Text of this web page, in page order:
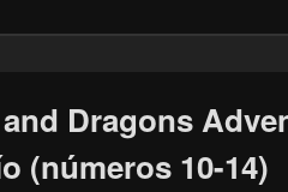
Dragons
(números 10-14)